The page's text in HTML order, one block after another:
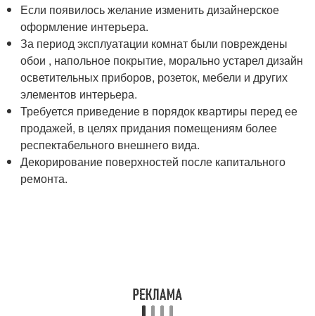
Если появилось желание изменить дизайнерское
оформление интерьера.
За период эксплуатации комнат были повреждены
обои , напольное покрытие, морально устарел дизайн
осветительных приборов, розеток, мебели и других
элементов интерьера.
Требуется приведение в порядок квартиры перед ее
продажей, в целях придания помещениям более
респектабельного внешнего вида.
Декорирование поверхностей после капитального
ремонта.